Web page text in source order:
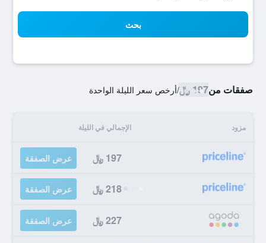
بحث
صفقات من197 ﷼ /أرخص سعر الليلة الواحدة
مزود الإجمالي في الليلة
197 ﷼ عرض الصفقة
218 ﷼ عرض الصفقة
227 ﷼ عرض الصفقة